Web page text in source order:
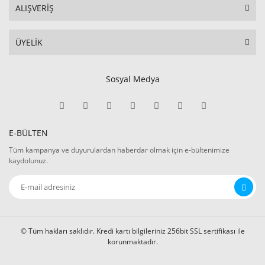
ALIŞVERİŞ
ÜYELİK
Sosyal Medya
E-BÜLTEN
Tüm kampanya ve duyurulardan haberdar olmak için e-bültenimize
kaydolunuz.
© Tüm hakları saklıdır. Kredi kartı bilgileriniz 256bit SSL sertifikası ile
korunmaktadır.